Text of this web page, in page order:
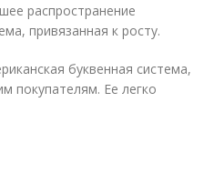
распространение
привязанная к росту.
буквенная система,
покупателям. Ее легко